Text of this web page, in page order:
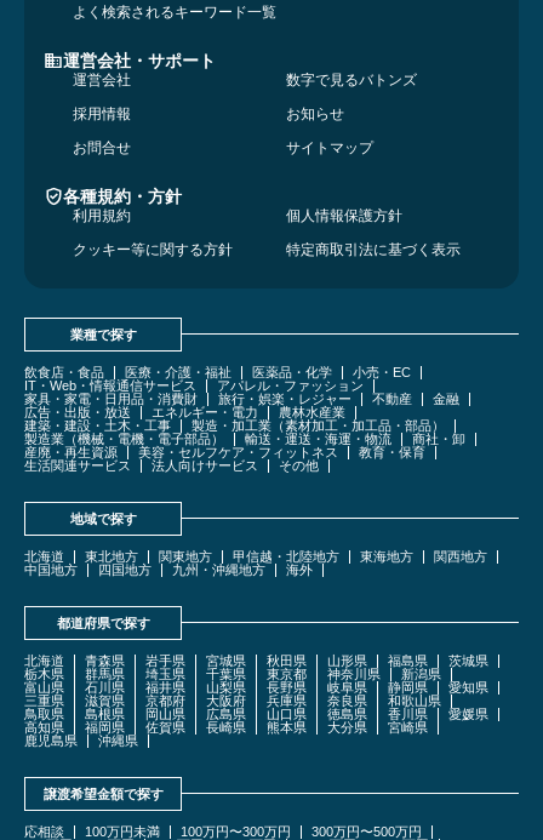
よく検索されるキーワード一覧
運営会社・サポート
運営会社
数字で見るバトンズ
採用情報
お知らせ
お問合せ
サイトマップ
各種規約・方針
利用規約
個人情報保護方針
クッキー等に関する方針
特定商取引法に基づく表示
業種で探す
飲食店・食品 医療・介護・福祉 医薬品・化学
小売・EC
IT・Web・情報通信サービス
アパレル・ファッション
家具・家電・日用品・消費財
旅行・娯楽・レジャー 不動産
金融
広告・出版・放送
エネルギー・電力
農林水産業
建築・建設・土木・工事
製造・加工業（素材加工・加工品・部品）
製造業（機械・電機・電子部品）
輸送・運送・海運・物流
商社・卸
産廃・再生資源
美容・セルフケア・フィットネス
教育・保育
生活関連サービス
法人向けサービス その他
地域で探す
北海道 東北地方 関東地方 甲信越・北陸地方 東海地方
関西地方
中国地方
四国地方 九州・沖縄地方 海外
都道府県で探す
北海道 青森県 岩手県 宮城県 秋田県 山形県 福島県
茨城県
栃木県
群馬県 埼玉県 千葉県 東京都 神奈川県
新潟県
富山県
石川県 福井県 山梨県 長野県 岐阜県 静岡県
愛知県
三重県
滋賀県 京都府 大阪府 兵庫県 奈良県
和歌山県
鳥取県
島根県 岡山県 広島県 山口県 徳島県 香川県
愛媛県
高知県
福岡県 佐賀県 長崎県 熊本県 大分県
宮崎県
鹿児島県
沖縄県
譲渡希望金額で探す
応相談 100万円未満 100万円〜300万円
300万円〜500万円